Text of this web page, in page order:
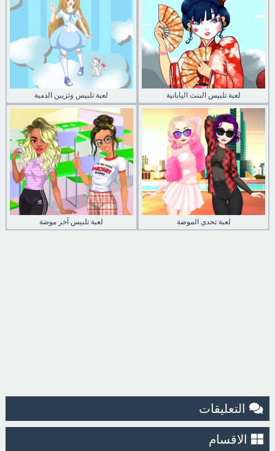
لعبة تلبيس وتزيين الدمية لعبة تلبيس البنت اليابانية
لعبة تلبيس آخر موضة لعبة تحدي الموضة
التعليقات
الاقسام